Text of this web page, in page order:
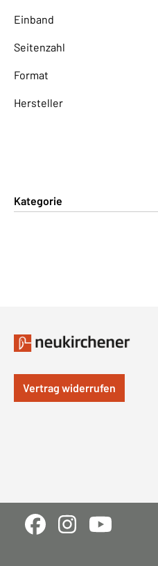
Einband
Seitenzahl
Format
Hersteller
Kategorie
Vertrag widerrufen